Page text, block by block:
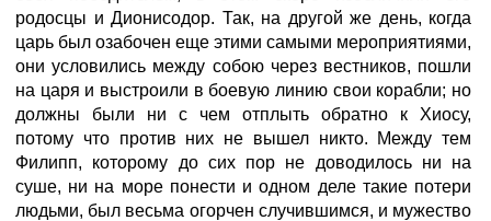
родосцы и Дионисодор. Так, на другой же день, когда
царь был озабочен еще этими самыми мероприятиями,
они условились между собою через вестников, пошли
на царя и выстроили в боевую линию свои корабли; но
должны были ни с чем отплыть обратно к Хиосу,
потому что против них не вышел никто. Между тем
Филипп, которому до сих пор не доводилось ни на
суше, ни на море понести и одном деле такие потери
людьми, был весьма огорчен случившимся, и мужество